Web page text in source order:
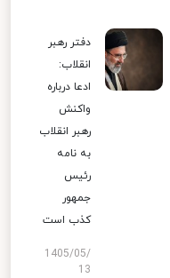
دفتر رهبر
انقلاب:
ادعا درباره
واکنش
رهبر انقلاب
به نامه
رئیس
جمهور
کذب است
1405/05/
13